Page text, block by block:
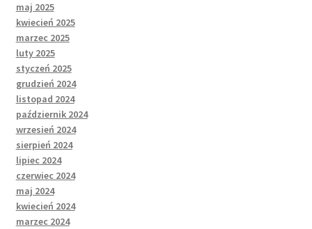
maj 2025
kwiecień 2025
marzec 2025
luty 2025
styczeń 2025
grudzień 2024
listopad 2024
październik 2024
wrzesień 2024
sierpień 2024
lipiec 2024
czerwiec 2024
maj 2024
kwiecień 2024
marzec 2024